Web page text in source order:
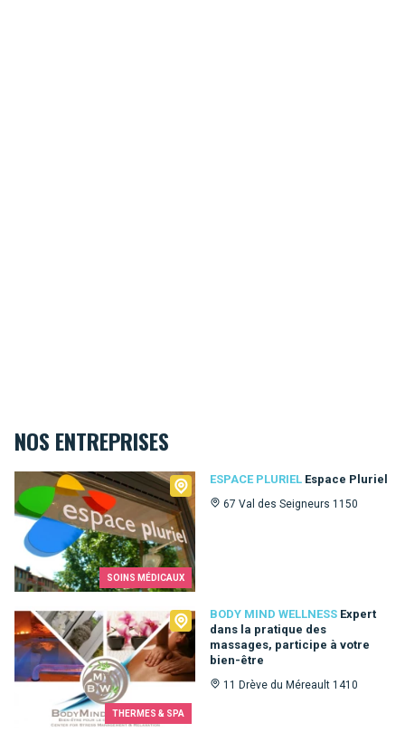
NOS ENTREPRISES
SOINS MÉDICAUX
ESPACE PLURIEL Espace Pluriel
67 Val des Seigneurs 1150
Espace Pluriel
THERMES & SPA
BODY MIND WELLNESS Expert
dans la pratique des
massages, participe à votre
bien-être
11 Drève du Méreault 1410
Body Mind Wellness